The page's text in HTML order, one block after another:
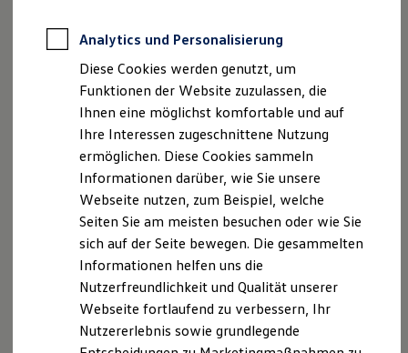
Zertifizierte Gebrauchtwagen
Für Privatkunden
Für Gewerbekunden
Leasing
Für Privatkunden
Für Gewerbekunden
Versicherungen & Garantien
Garantien
Kfz-Versicherung für Nutzfahrzeuge
Restschuldversicherung
Wartungsverträge
Besitzer & Service
Reparatur & Service
Sommer-Special
Reparatur, Pflege & Inspektion
Servicetermin anfragen
Service-Vorteile bei Volkswagen Nutzfahrzeuge
ServicePlus
Economy Service
Angebote
Servicetermin anfragen
IhreAnsprechpartner
E-Mail schreiben
+49 3546 27240
Analytics und Personalisierung
Diese Cookies werden genutzt, um
Funktionen der Website zuzulassen, die
Ihnen eine möglichst komfortable und auf
Ihre Interessen zugeschnittene Nutzung
ermöglichen. Diese Cookies sammeln
Informationen darüber, wie Sie unsere
Webseite nutzen, zum Beispiel, welche
Seiten Sie am meisten besuchen oder wie Sie
sich auf der Seite bewegen. Die gesammelten
Informationen helfen uns die
Nutzerfreundlichkeit und Qualität unserer
Webseite fortlaufend zu verbessern, Ihr
Nutzererlebnis sowie grundlegende